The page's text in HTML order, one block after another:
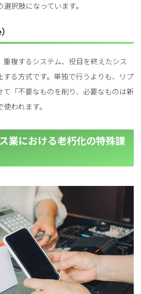
択肢になっています。
複するシステム、役目を終えたシス
する方式です。単独で行うよりも、リプ
て「不要なものを削り、必要なものは新
われます。
業における老朽化の特殊課